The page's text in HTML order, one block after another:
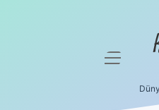
menüyü